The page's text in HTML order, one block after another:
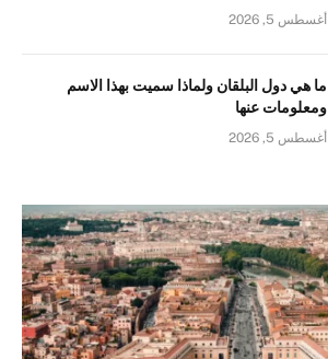
أغسطس 5, 2026
ما هي دول البلقان ولماذا سميت بهذا الاسم
ومعلومات عنها
أغسطس 5, 2026